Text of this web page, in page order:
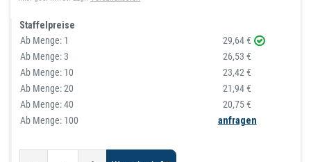
Staffelpreise
Ab Menge: 1
29,64 €
Ab Menge:3
26,53 €
Ab Menge: 10
23,42 €
Ab Menge:20
21,94 €
Ab Menge:40
20,75 €
Ab Menge: 100
anfragen